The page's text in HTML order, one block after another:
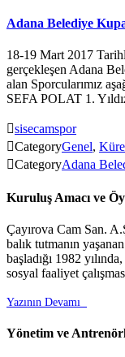
Adana Belediye
18-19 Mart 2017
gerçekleşen Adana
alan Sporcularımız
SEFA POLAT 1.
sisecamspor
CategoryGenel,
CategoryAdana
Kuruluş Amacı ve
Çayırova Cam San.
balık tutmanın
başladığı 1982
sosyal faaliyet
Yazının Devamı
Yönetim ve